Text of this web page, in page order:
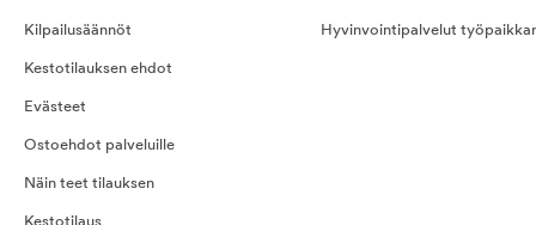
Kilpailusäännöt
Kestotilauksen ehdot
Evästeet
Ostoehdot palveluille
Näin teet tilauksen
Hyvinvointipalvelut